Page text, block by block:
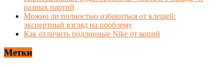
разных партий
Можно ли полностью избавиться от клещей:
экспертный взгляд на проблему
Как отличить подлинные Nike от копий
Метки